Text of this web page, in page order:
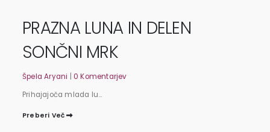
PRAZNA LUNA IN DELEN
SONČNI MRK
Špela Aryani |0 Komentarjev
Prihajajoča mlada lu...
Preberi Več